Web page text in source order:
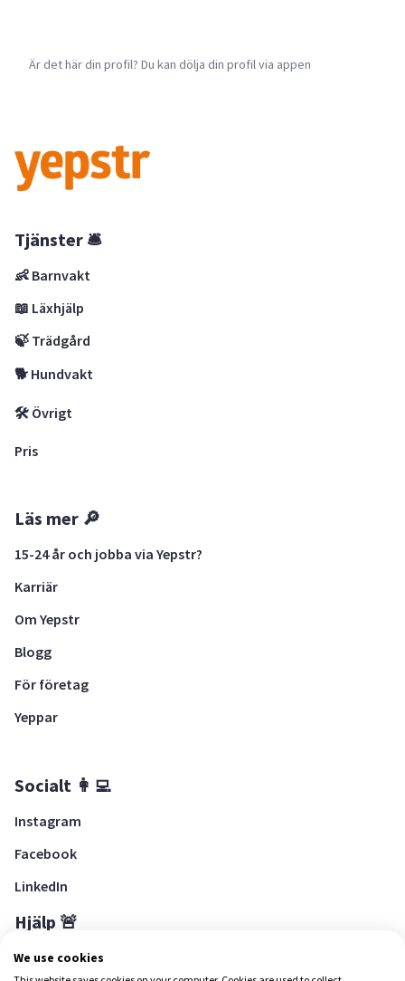
Är det här din profil? Du kan dölja din profil via appen
Tjänster 🛎
👶 Barnvakt
📖 Läxhjälp
🍃 Trädgård
🐕 Hundvakt
🛠 Övrigt
Pris
Läs mer 🔎
15-24 år och jobba via Yepstr?
Karriär
Om Yepstr
Blogg
För företag
Yeppar
Socialt 👩‍💻
Instagram
Facebook
LinkedIn
Hjälp 🚨
Hjälpcenter
We use cookies